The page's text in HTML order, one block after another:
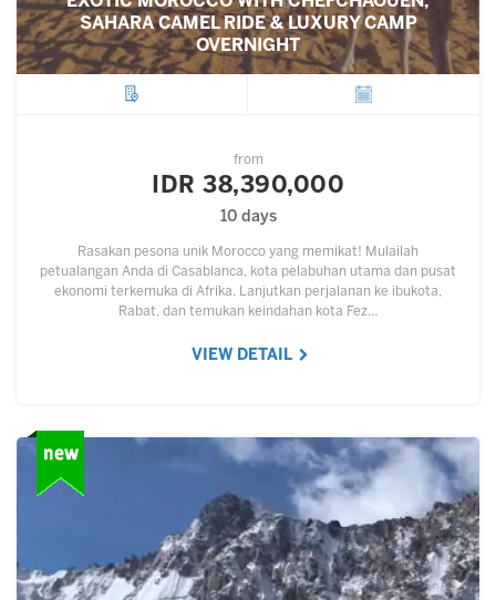
SAHARA CAMEL RIDE & LUXURY CAMP
OVERNIGHT
from
IDR 38,390,000
10 days
Rasakan pesona unik Morocco yang memikat! Mulailah
petualangan Anda di Casablanca, kota pelabuhan utama dan pusat
ekonomi terkemuka di Afrika. Lanjutkan perjalanan ke ibukota,
Rabat, dan temukan keindahan kota Fez…
VIEW DETAIL